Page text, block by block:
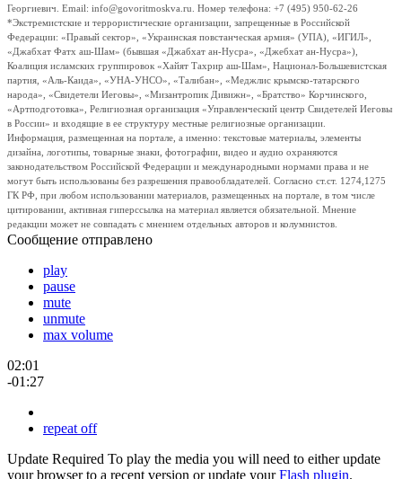
Георгиевич. Email: info@govoritmoskva.ru. Номер телефона: +7 (495) 950-62-26
*Экстремистские и террористические организации, запрещенные в Российской
Федерации: «Правый сектор», «Украинская повстанческая армия» (УПА), «ИГИЛ»,
«Джабхат Фатх аш-Шам» (бывшая «Джабхат ан-Нусра», «Джебхат ан-Нусра»),
Коалиция исламских группировок «Хайят Тахрир аш-Шам», Национал-Большевистская
партия, «Аль-Каида», «УНА-УНСО», «Талибан», «Меджлис крымско-татарского
народа», «Свидетели Иеговы», «Мизантропик Дивижн», «Братство» Корчинского,
«Артподготовка», Религиозная организация «Управленческий центр Свидетелей Иеговы
в России» и входящие в ее структуру местные религиозные организации.
Информация, размещенная на портале, а именно: текстовые материалы, элементы
дизайна, логотипы, товарные знаки, фотографии, видео и аудио охраняются
законодательством Российской Федерации и международными нормами права и не
могут быть использованы без разрешения правообладателей. Согласно ст.ст. 1274,1275
ГК РФ, при любом использовании материалов, размещенных на портале, в том числе
цитировании, активная гиперссылка на материал является обязательной. Мнение
редакции может не совпадать с мнением отдельных авторов и колумнистов.
Сообщение отправлено
play
pause
mute
unmute
max volume
02:01
-01:27
repeat off
Update Required To play the media you will need to either update
your browser to a recent version or update yourFlash plugin.